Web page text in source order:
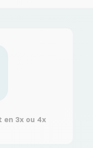
en 3x ou 4x